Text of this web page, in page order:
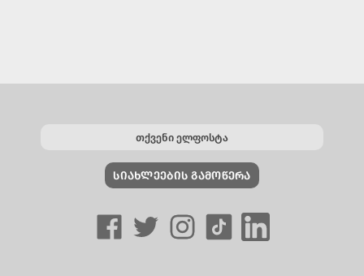
ᲡᲘᲐᲮᲚᲔᲔᲑᲘᲡ ᲒᲐᲛᲝᲬᲔᲠᲐ